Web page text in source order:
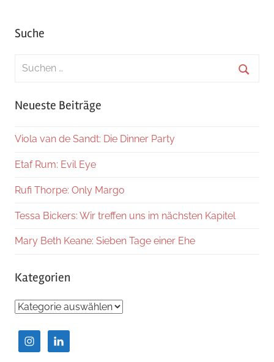
Suche
Suchen
Neueste Beiträge
Viola van de Sandt: Die Dinner Party
Etaf Rum: Evil Eye
Rufi Thorpe: Only Margo
Tessa Bickers: Wir treffen uns im nächsten Kapitel
Mary Beth Keane: Sieben Tage einer Ehe
Kategorien
Kategorien